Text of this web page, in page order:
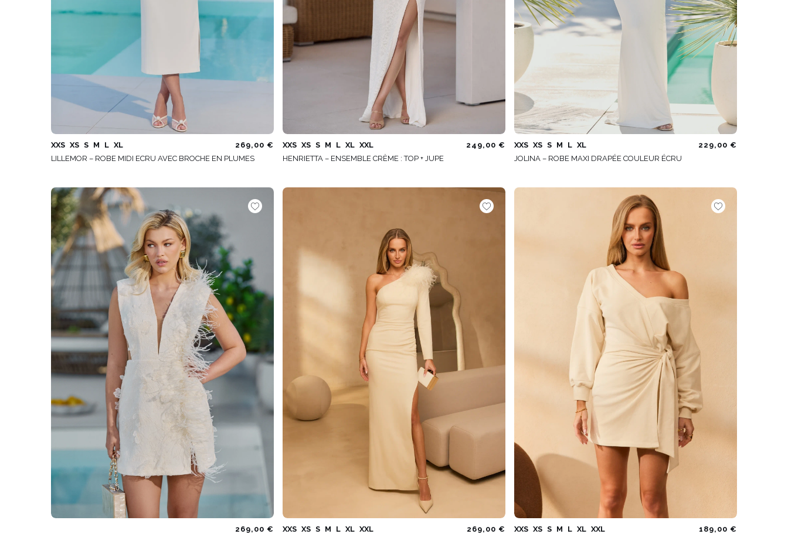
XXS XS S M L XL
269,00 €
LILLEMOR – ROBE MIDI ECRU AVEC BROCHE EN PLUMES
XXS XS S M L XL XXL
249,00 €
HENRIETTA – ENSEMBLE CRÈME : TOP + JUPE
XXS XS S M L XL
229,00 €
JOLINA – ROBE MAXI DRAPÉE COULEUR ÉCRU
269,00 €
XXS XS S M L XL XXL
269,00 €
XXS XS S M L XL XXL
189,00 €